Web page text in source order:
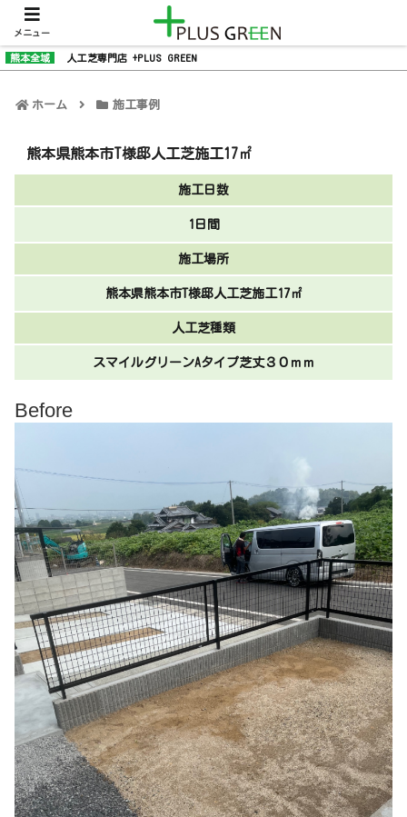
熊本全域 人工芝専門店 +PLUS GREEN
ホーム 施工事例
熊本県熊本市T様邸人工芝施工17㎡
施工日数
1日間
施工場所
熊本県熊本市T様邸人工芝施工17㎡
人工芝種類
スマイルグリーンAタイプ芝丈３０ｍｍ
Before
メニュー